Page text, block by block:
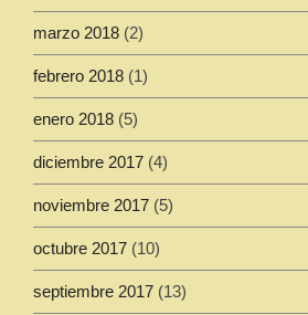
marzo 2018 (2)
febrero 2018 (1)
enero 2018 (5)
diciembre 2017 (4)
noviembre 2017 (5)
octubre 2017 (10)
septiembre 2017 (13)